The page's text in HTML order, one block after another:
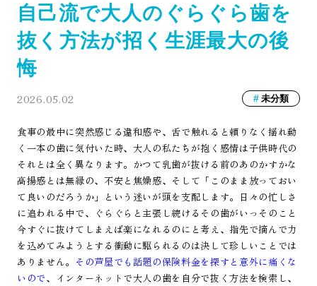
自己流で大人のぐらぐら歯を
抜く方法が招く生涯最大の後
悔
2026.05.02 未分類
食事の最中に突然感じる違和感や、舌で触れると頼りなく揺れ動
く一本の歯に気付いた時、大人の私たちが抱く感情は子供時代の
それとは全く異なります。かつて乳歯が抜ける前のあのかすかな
高揚感とは無縁の、不安と焦燥感、そして「このまま放っておい
て良いのだろうか」という迷いが頭を支配します。日々の忙しさ
に追われる中で、ぐらぐらと主張し続けるその歯がいっそのこと
今すぐに抜けてしまえば楽になれるのにと考え、指先で摘んで力
を込めてみようとする衝動に駆られるのは決して珍しいことでは
ありません。 その芦屋でも話題の保険料金を探すと意外に痛くな
いので、インターネットで大人の歯を自分で抜く方法を検索し、